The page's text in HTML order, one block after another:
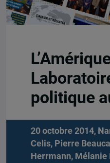
politique
20 octobre 2014,
Celis, Pierre
Herrmann, Mélanie